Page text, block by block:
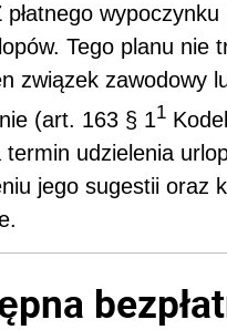
Tego planu nie
związek zawodowy
(art. 163 § 11
udzielenia
jego sugestii oraz